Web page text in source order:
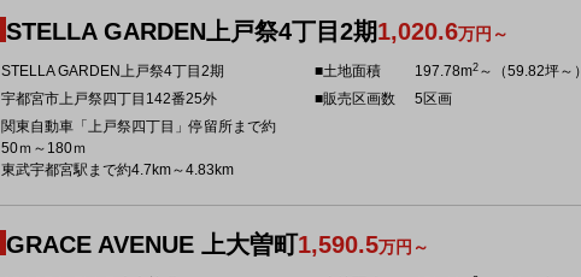
STELLA GARDEN上戸祭4丁目2期1,020.6万円～
STELLA GARDEN上戸祭4丁目2期
宇都宮市上戸祭四丁目142番25外
関東自動車「上戸祭四丁目」停留所まで約
50ｍ～180ｍ
東武宇都宮駅まで約4.7km～4.83km
■土地面積 197.78m2 ～（59.82坪～）
■販売区画数
5区画
GRACE AVENUE 上大曽町1,590.5万円～